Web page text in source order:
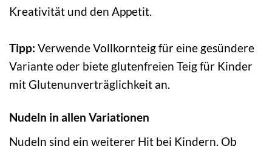
Kreativität und den Appetit.
Tipp: Verwende Vollkornteig für eine gesündere
Variante oder biete glutenfreien Teig für Kinder
mit Glutenunverträglichkeit an.
Nudeln in allen Variationen
Nudeln sind ein weiterer Hit bei Kindern. Ob